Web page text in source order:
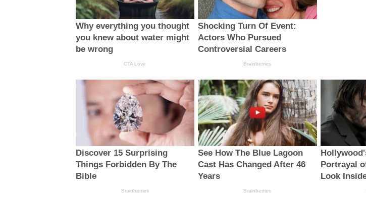
Why everything you thought
you knew about water might
be wrong
CTA Love
Shocking Turn Of Event:
Actors Who Pursued
Controversial Careers
Brainberries
Discover 15 Surprising
Things Forbidden By The
Bible
Brainberries
See How The Blue Lagoon
Cast Has Changed After 46
Years
Brainberries
Portrayal
Look